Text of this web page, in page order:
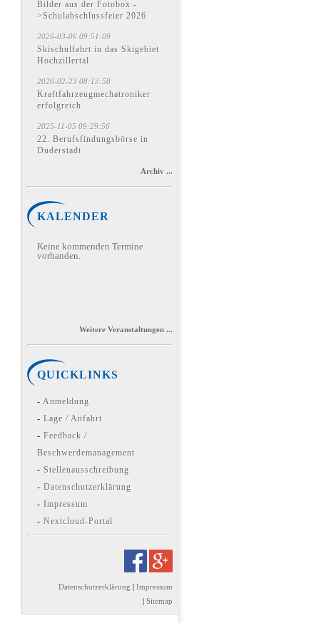
Bilder aus der Fotobox -
>Schulabschlussfeier 2026
2026-03-06 09:51:09
Skischulfahrt in das Skigebiet
Hochzillertal
2026-02-23 08:13:58
Kraftfahrzeugmechatroniker
erfolgreich
2025-11-05 09:29:56
22. Berufsfindungsbörse in
Duderstadt
Archiv ...
KALENDER
Keine kommenden Termine
vorhanden.
Weitere Veranstaltungen ...
QUICKLINKS
Anmeldung
Lage / Anfahrt
Feedback /
Beschwerdemanagement
Stellenausschreibung
Datenschutzerklärung
Impressum
Nextcloud-Portal
Datenschutzerklärung
Impressum
Sitemap